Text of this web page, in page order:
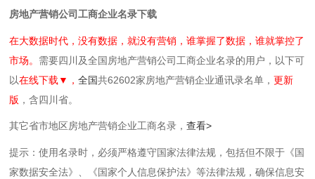
房地产营销公司工商企业名录下载
在大数据时代，没有数据，就没有营销，谁掌握了数据，谁就掌控了
市场。 需要四川及全国房地产营销公司工商企业名录的用户，以下可
以在线下载▼，全国共62602家房地产营销企业通讯录名单，更新
版 ，含四川省。
其它省市地区房地产营销企业工商名录，查看>
提示：使用名录时，必须严格遵守国家法律法规，包括但不限于《国
家数据安全法》、《国家个人信息保护法》等‌法律法规，确保信息安